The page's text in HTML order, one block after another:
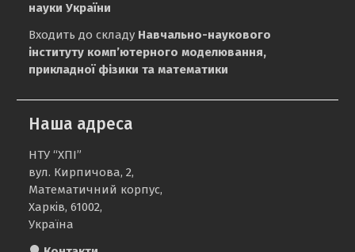
науки України
Входить до складу Навчально-наукового
інституту комп’ютерного моделювання,
прикладної фізики та математики
Наша адреса
НТУ “ХПІ”
вул. Кирпичова, 2,
Математичний корпус,
Харків, 61002,
Україна